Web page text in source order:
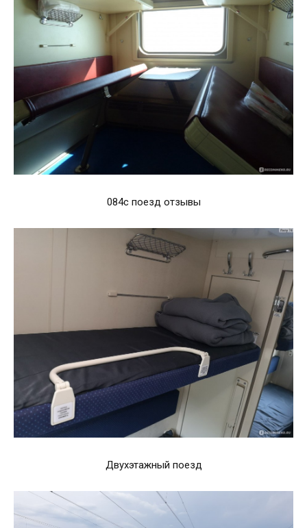
084с поезд отзывы
Двухэтажный поезд